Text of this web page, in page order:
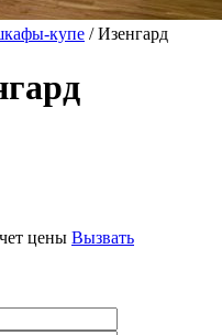
купе / Изенгард
цены Вызвать